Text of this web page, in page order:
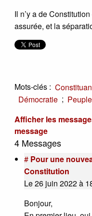
Il n’y a de
assurée, et la
Mots-clés :
Démocratie ; Peuple
Afficher les
message
4 Messages
# Pour une
Constitution
Le 26 juin 2022 à
Bonjour,